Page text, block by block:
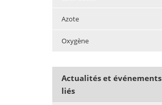
Azote
Oxygène
Actualités et événements
liés